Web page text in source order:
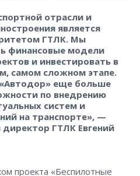
отрасли и
является
ГТЛК. Мы
финансовые модели
и инвестировать в
самом сложном этапе.
еще больше
по внедрению
систем и
на транспорте», —
ГТЛК Евгений
проекта «Беспилотные